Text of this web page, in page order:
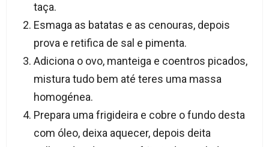
taça.
Esmaga as batatas e as cenouras, depois
prova e retifica de sal e pimenta.
Adiciona o ovo, manteiga e coentros picados,
mistura tudo bem até teres uma massa
homogénea.
Prepara uma frigideira e cobre o fundo desta
com óleo, deixa aquecer, depois deita